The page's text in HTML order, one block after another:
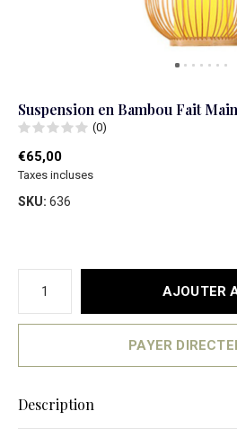
Suspension en Bambou Fait
(0)
€65,00
Taxes incluses
SKU: 636
AJOUTER
PAYER
Description